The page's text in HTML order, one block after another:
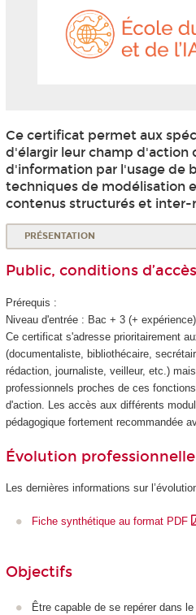
Ce certificat permet aux
d'élargir leur champ d'action
d'information par l'usage de
techniques de modélisation
contenus structurés et inter-
PRÉSENTATION
Public, conditions
Prérequis :
Niveau d'entrée : Bac + 3 (+
Ce certificat s'adresse prioritairement
(documentaliste, bibliothécaire,
rédaction, journaliste, veilleur, etc.)
professionnels proches de ces
d'action. Les accès aux différents
pédagogique fortement recommandée
Évolution
Les dernières informations sur
Fiche synthétique au format PDF
Objectifs
Être capable de se repérer dans